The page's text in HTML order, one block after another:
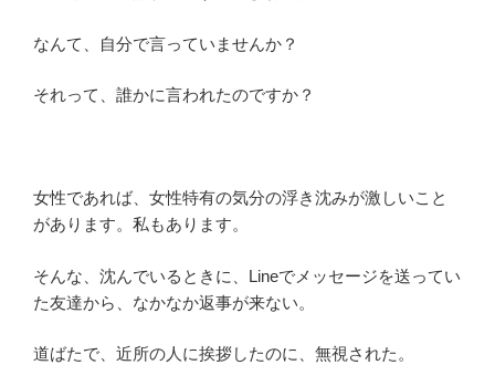
なんて、自分で言っていませんか？
それって、誰かに言われたのですか？
女性であれば、女性特有の気分の浮き沈みが激しいこと
があります。私もあります。
そんな、沈んでいるときに、Lineでメッセージを送ってい
た友達から、なかなか返事が来ない。
道ばたで、近所の人に挨拶したのに、無視された。